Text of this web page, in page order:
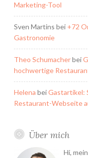
Marketing-Tool
Sven Martins bei +72
Gastronomie
Theo Schumacherbei
hochwertige
Helena beiGastartikel:
Restaurant-Webseite
Über mich
Hi,